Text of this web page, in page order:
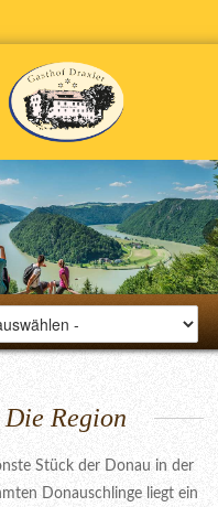
Die Region
Stück der Donau in der
Donauschlinge liegt ein